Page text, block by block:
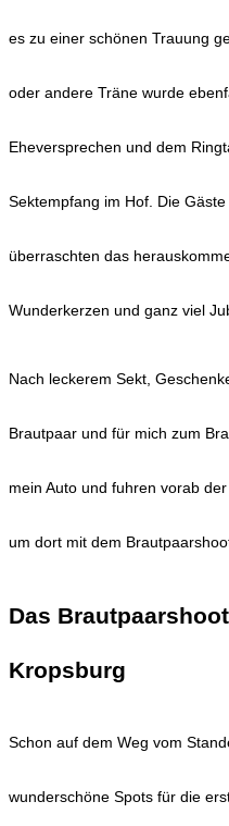
es zu einer schönen Trauung
oder andere Träne wurde
Eheversprechen und dem
Sektempfang im Hof. Die
überraschten das
Wunderkerzen und ganz viel
Nach leckerem Sekt,
Brautpaar und für mich zum
mein Auto und fuhren vorab
um dort mit dem
Das
Kropsburg
Schon auf dem Weg vom
wunderschöne Spots für die